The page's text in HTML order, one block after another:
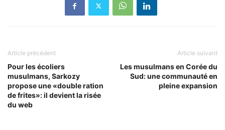
Article précédent
Pour les écoliers
musulmans, Sarkozy
propose une «double ration
de frites»: il devient la risée
du web
Article suivant
Les musulmans en Corée du
Sud: une communauté en
pleine expansion